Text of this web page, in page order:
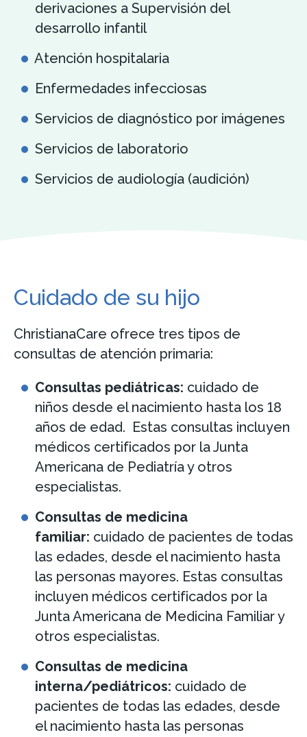
derivaciones a Supervisión del
desarrollo infantil
Atención hospitalaria
Enfermedades infecciosas
Servicios de diagnóstico por imágenes
Servicios de laboratorio
Servicios de audiología (audición)
Cuidado de su hijo
ChristianaCare ofrece tres tipos de
consultas de atención primaria:
Consultas pediátricas: cuidado de
niños desde el nacimiento hasta los 18
años de edad. Estas consultas incluyen
médicos certificados por la Junta
Americana de Pediatría y otros
especialistas.
Consultas de medicina
familiar: cuidado de pacientes de todas
las edades, desde el nacimiento hasta
las personas mayores. Estas consultas
incluyen médicos certificados por la
Junta Americana de Medicina Familiar y
otros especialistas.
Consultas de medicina
interna/pediátricos: cuidado de
pacientes de todas las edades, desde
el nacimiento hasta las personas